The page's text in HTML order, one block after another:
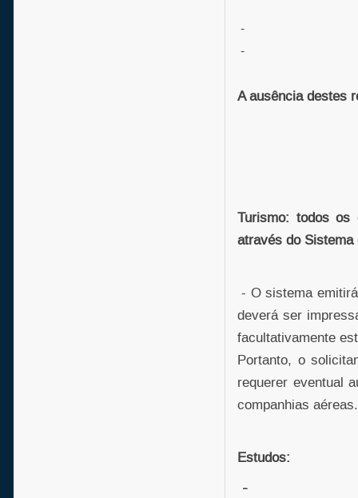
-
-
A ausência destes
Turismo: todos os
através do
- O sistema
deverá ser
facultativamente
Portanto, o
requerer eventual
companhias aéreas.
Estudos:
-